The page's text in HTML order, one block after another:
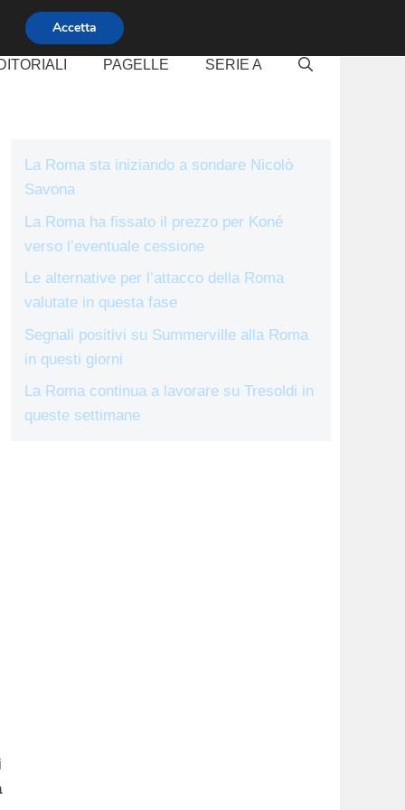
PAGELLE SERIE A
La Roma sta iniziando a sondare Nicolò
Savona
La Roma ha fissato il prezzo per Koné
verso l’eventuale cessione
Le alternative per l’attacco della Roma
valutate in questa fase
Segnali positivi su Summerville alla Roma
in questi giorni
La Roma continua a lavorare su Tresoldi in
queste settimane
Accetta